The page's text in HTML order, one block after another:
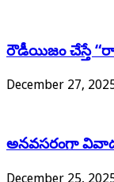
రౌడీయిజం చేస్తే
December 27,
అనవసరంగా
December 25,